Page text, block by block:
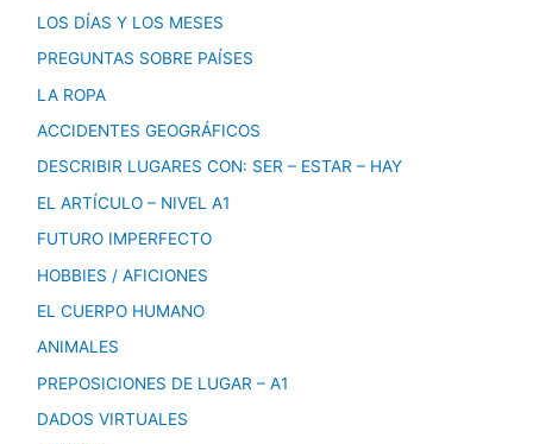
LOS DÍAS Y LOS MESES
PREGUNTAS SOBRE PAÍSES
LA ROPA
ACCIDENTES GEOGRÁFICOS
DESCRIBIR LUGARES CON: SER – ESTAR – HAY
EL ARTÍCULO – NIVEL A1
FUTURO IMPERFECTO
HOBBIES / AFICIONES
EL CUERPO HUMANO
ANIMALES
PREPOSICIONES DE LUGAR – A1
DADOS VIRTUALES